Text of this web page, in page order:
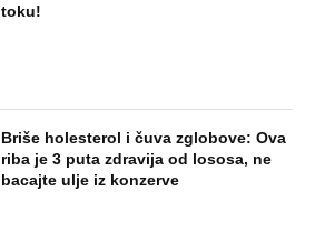
toku!
Briše holesterol i čuva zglobove: Ova
riba je 3 puta zdravija od lososa, ne
bacajte ulje iz konzerve